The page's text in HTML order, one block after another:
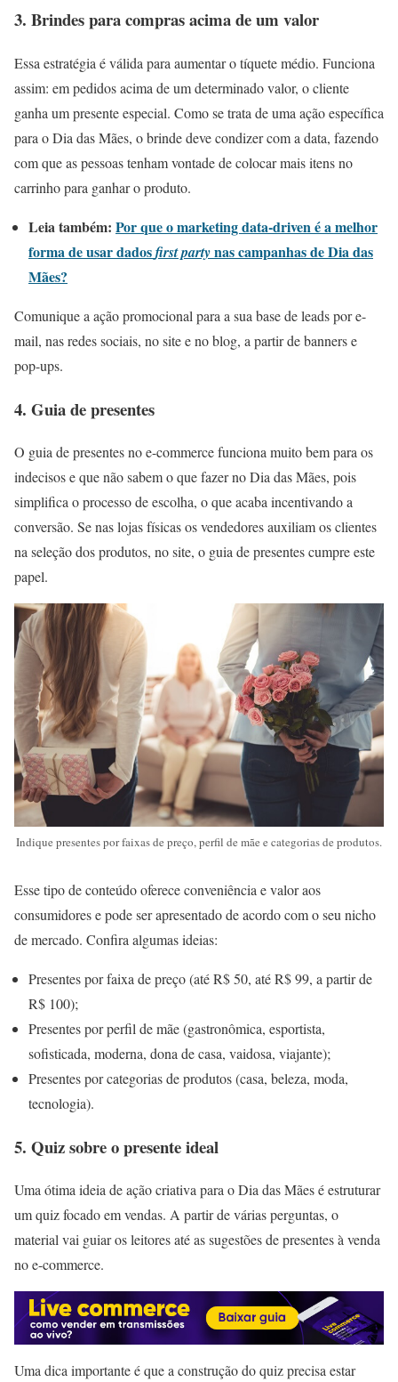
3. Brindes para compras acima de um valor
Essa estratégia é válida para aumentar o tíquete médio. Funciona
assim: em pedidos acima de um determinado valor, o cliente
ganha um presente especial. Como se trata de uma ação específica
para o Dia das Mães, o brinde deve condizer com a data, fazendo
com que as pessoas tenham vontade de colocar mais itens no
carrinho para ganhar o produto.
Leia também: Por que o marketing data-driven é a melhor
forma de usar dadosfirst partynas campanhas de Dia das
Mães?
Comunique a ação promocional para a sua base de leads por e-
mail, nas redes sociais, no site e no blog, a partir de banners e
pop-ups.
4. Guia de presentes
O guia de presentes no e-commerce funciona muito bem para os
indecisos e que não sabem o que fazer no Dia das Mães, pois
simplifica o processo de escolha, o que acaba incentivando a
conversão. Se nas lojas físicas os vendedores auxiliam os clientes
na seleção dos produtos, no site, o guia de presentes cumpre este
papel.
Indique presentes por faixas de preço, perfil de mãe e categorias de produtos.
Esse tipo de conteúdo oferece conveniência e valor aos
consumidores e pode ser apresentado de acordo com o seu nicho
de mercado. Confira algumas ideias:
Presentes por faixa de preço (até R$ 50, até R$ 99, a partir de
R$ 100);
Presentes por perfil de mãe (gastronômica, esportista,
sofisticada, moderna, dona de casa, vaidosa, viajante);
Presentes por categorias de produtos (casa, beleza, moda,
tecnologia).
5. Quiz sobre o presente ideal
Uma ótima ideia de ação criativa para o Dia das Mães é estruturar
um quiz focado em vendas. A partir de várias perguntas, o
material vai guiar os leitores até as sugestões de presentes à venda
no e-commerce.
Uma dica importante é que a construção do quiz precisa estar